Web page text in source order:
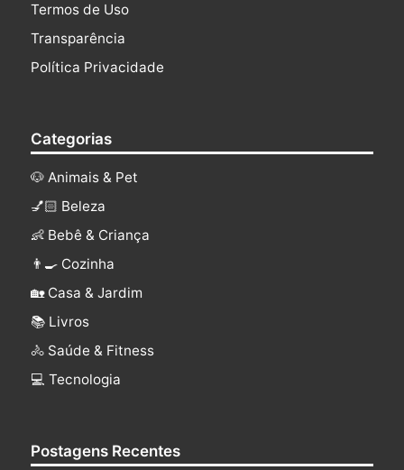
Termos de Uso
Transparência
Política Privacidade
Categorias
🐶 Animais & Pet
💅🏻 Beleza
👶 Bebê & Criança
👨‍🍳 Cozinha
🏡 Casa & Jardim
📚 Livros
🚴 Saúde & Fitness
‍💻 Tecnologia
Postagens Recentes